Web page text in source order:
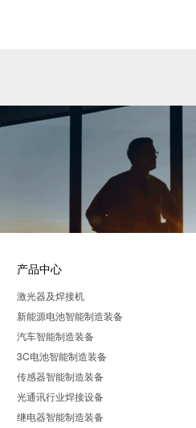
产品中心
激光器及焊接机
新能源电池智能制造装备
汽车智能制造装备
3C电池智能制造装备
传感器智能制造装备
光通讯行业焊接设备
继电器智能制造装备